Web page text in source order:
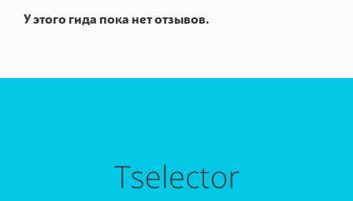
У этого гида пока нет отзывов.